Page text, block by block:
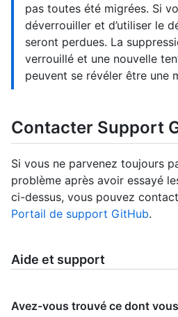
pas toutes été migrées. Si
déverrouiller et d’utiliser le
seront perdues. La
verrouillé et une nouvelle
peuvent se révéler être une
Contacter Support
Si vous ne parvenez toujours
problème après avoir essayé
ci-dessus, vous pouvez
Portail de support GitHub.
Aide et support
Avez-vous trouvé ce dont